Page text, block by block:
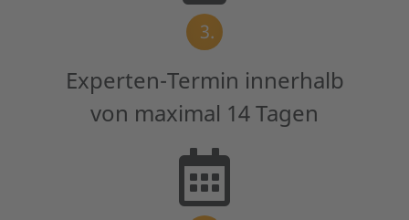
3.
Experten-Termin innerhalb
von maximal 14 Tagen